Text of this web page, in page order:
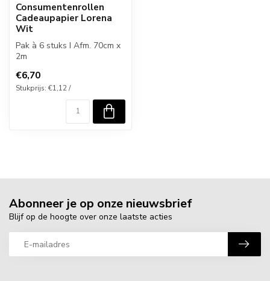
Consumentenrollen
Cadeaupapier Lorena
Wit
Pak à 6 stuks I Afm. 70cm x
2m
€6,70
Stukprijs: €1,12 /
Abonneer je op onze nieuwsbrief
Blijf op de hoogte over onze laatste acties